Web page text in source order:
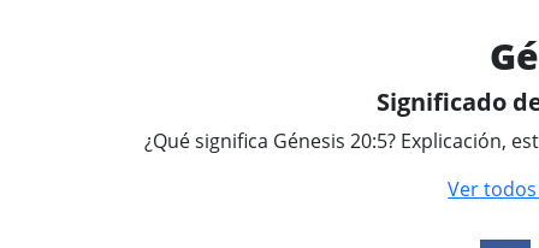
Significado
¿Qué significa Génesis 20:5? Explicación,
Ver